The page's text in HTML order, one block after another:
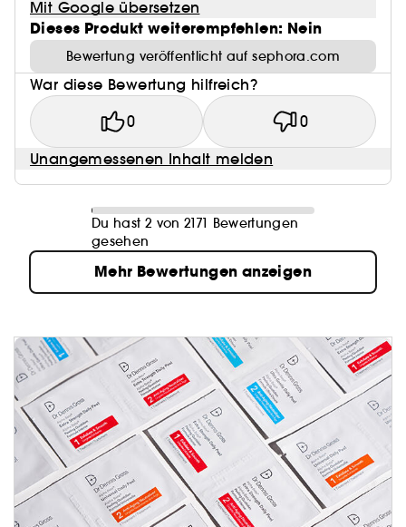
Mit Google übersetzen
Dieses Produkt weiterempfehlen: Nein
Bewertung veröffentlicht auf sephora.com
War diese Bewertung hilfreich?
0 0
Unangemessenen Inhalt melden
Du hast 2 von 2171 Bewertungen
gesehen
Mehr Bewertungen anzeigen